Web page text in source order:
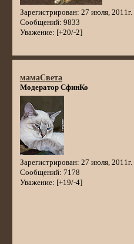
Зарегистрирован: 27 июля, 2011г.
Сообщений: 9833
Уважение: [+20/-2]
мамаСвета
Модератор СфинКо
Зарегистрирован: 27 июля, 2011г.
Сообщений: 7178
Уважение: [+19/-4]